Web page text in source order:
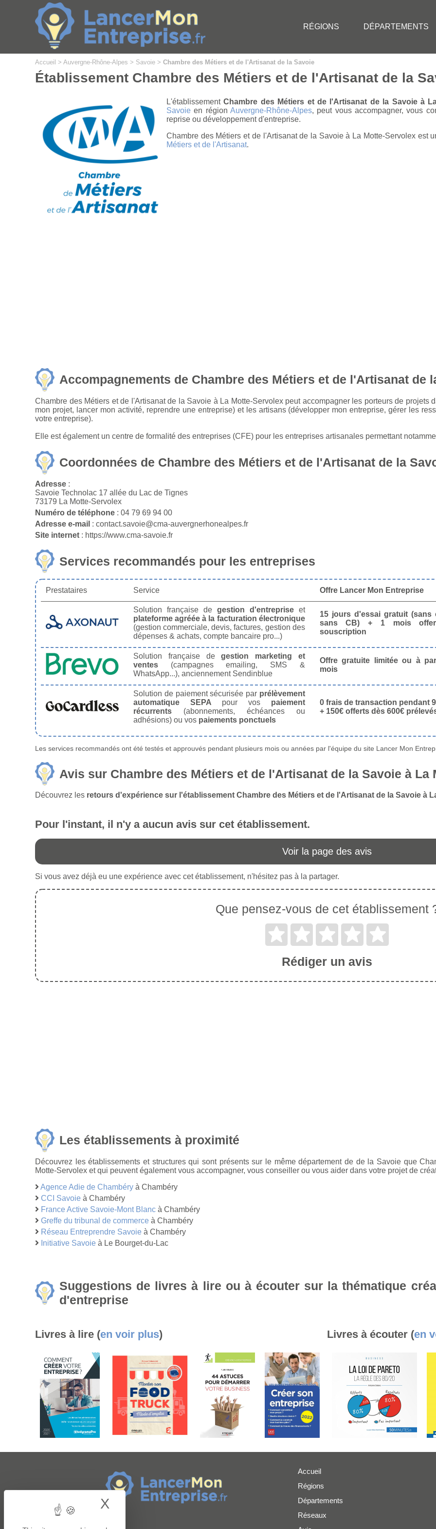
RÉGIONS DÉPARTEMENTS
Accueil > Auvergne-Rhône-Alpes > Savoie > Chambre des Métiers et de l'Artisanat de la Savoie
Établissement Chambre des Métiers et de l'Artisanat de la
L'établissementChambre des Métiers et de l'Artisanat de la Savoie à
Savoie en région Auvergne-Rhône-Alpes, peut vous accompagner, vous
reprise ou développement d'entreprise.
Chambre des Métiers et de l'Artisanat de la Savoie à La Motte-Servolex est
Métiers et de l'Artisanat.
Accompagnements de Chambre des Métiers et de l'Artisanat de
Chambre des Métiers et de l'Artisanat de la Savoie à La Motte-Servolex peut accompagner les porteurs de projets
mon projet, lancer mon activité, reprendre une entreprise) et les artisans (développer mon entreprise, gérer les
votre entreprise).
Elle est également un centre de formalité des entreprises (CFE) pour les entreprises artisanales permettant
Coordonnées de Chambre des Métiers et de l'Artisanat de la
Adresse :
Savoie Technolac 17 allée du Lac de Tignes
73179 La Motte-Servolex
Numéro de téléphone : 04 79 69 94 00
Adresse e-mail : contact.savoie@cma-auvergnerhonealpes.fr
Site internet : https://www.cma-savoie.fr
Services recommandés pour les entreprises
Prestataires Service Offre Lancer Mon Entreprise
Solution française de gestion d'entrepriseet
plateforme agréée à la facturation électronique
(gestion commerciale, devis, factures, gestion des
dépenses & achats, compte bancaire pro...)
15 jours d'essai gratuit (sans
sans CB) + 1 mois
souscription
Solution française degestion marketing et
ventes (campagnes emailing, SMS &
WhatsApp...), anciennement Sendinblue
Offre gratuite limitée ou à
mois
Solution de paiement sécurisée par prélèvement
automatique SEPA pour vos paiement
récurrents (abonnements, échéances ou
adhésions) ou vos paiements ponctuels
0 frais de transaction pendant
+ 150€ offerts dès 600€
Les services recommandés ont été testés et approuvés pendant plusieurs mois ou années par l'équipe du site Lancer Mon
Avis sur Chambre des Métiers et de l'Artisanat de la Savoie à La
Découvrez les retours d'expérience sur l'établissement Chambre des Métiers et de l'Artisanat de la Savoie à
Pour l'instant, il n'y a aucun avis sur cet établissement.
Voir la page des avis
Si vous avez déjà eu une expérience avec cet établissement, n'hésitez pas à la partager.
Que pensez-vous de cet établissement
Rédiger un avis
Les établissements à proximité
Découvrez les établissements et structures qui sont présents sur le même département de de la Savoie que
Motte-Servolex et qui peuvent également vous accompagner, vous conseiller ou vous aider dans votre projet de
Agence Adie de Chambéry à Chambéry
CCI Savoie à Chambéry
France Active Savoie-Mont Blanc à Chambéry
Greffe du tribunal de commerce à Chambéry
Réseau Entreprendre Savoie à Chambéry
Initiative Savoie à Le Bourget-du-Lac
Suggestions de livres à lire ou à écouter sur la thématique
d'entreprise
Livres à lire (en voir plus) Livres à écouter (en
Accueil
Régions
Départements
Réseaux
Cookies management panel
X Hide cookie banner